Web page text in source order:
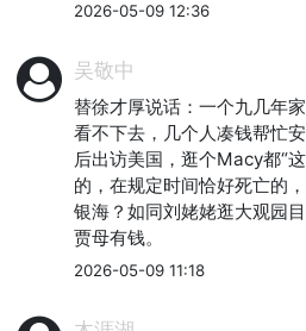
2026-05-09 12:36
吴敬中
替徐才厚说话：一个九几年
看不下去，几个人凑钱帮忙
后出访美国，逛个Macy都“
的，在规定时间恰好死亡的
银海？如同刘姥姥逛大观园
贾母有钱。
2026-05-09 11:18